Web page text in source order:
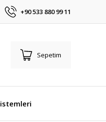
+90 533 880 99 11
Sepetim